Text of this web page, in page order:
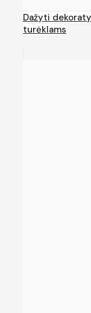
Dažyti
turėklams